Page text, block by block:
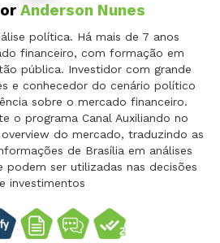
Anderson Nunes
política. Há mais de 7 anos
financeiro, com formação em
pública. Investidor com grande
e conhecedor do cenário político
sobre o mercado financeiro.
o programa Canal Auxiliando no
do mercado, traduzindo as
de Brasília em análises
podem ser utilizadas nas decisões
investimentos